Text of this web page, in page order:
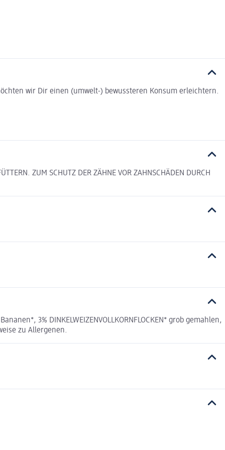
wir Dir einen (umwelt-) bewussteren Konsum erleichtern.
ZUM SCHUTZ DER ZÄHNE VOR ZAHNSCHÄDEN DURCH
3% DINKELWEIZENVOLLKORNFLOCKEN* grob gemahlen,
zu Allergenen.